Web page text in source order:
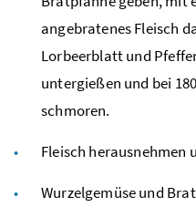
angebratenes Fleisch
Lorbeerblatt und
untergießen und bei
schmoren.
Fleisch herausnehmen
Wurzelgemüse und